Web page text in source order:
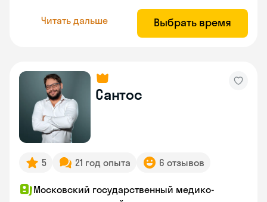
Читать дальше Выбрать время
Сантос
5 21 год опыта 6 отзывов
Московский государственный медико-